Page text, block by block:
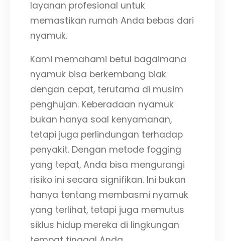
layanan profesional untuk
memastikan rumah Anda bebas dari
nyamuk.
Kami memahami betul bagaimana
nyamuk bisa berkembang biak
dengan cepat, terutama di musim
penghujan. Keberadaan nyamuk
bukan hanya soal kenyamanan,
tetapi juga perlindungan terhadap
penyakit. Dengan metode fogging
yang tepat, Anda bisa mengurangi
risiko ini secara signifikan. Ini bukan
hanya tentang membasmi nyamuk
yang terlihat, tetapi juga memutus
siklus hidup mereka di lingkungan